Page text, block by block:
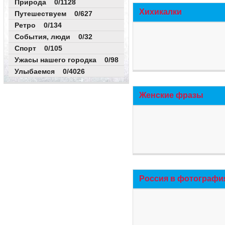
Природа 0/1128
Путешествуем 0/627
Ретро 0/134
События, люди 0/32
Спорт 0/105
Ужасы нашего городка 0/98
Улыбаемся 0/4026
Хихикалки
Женские фразы
Россия в